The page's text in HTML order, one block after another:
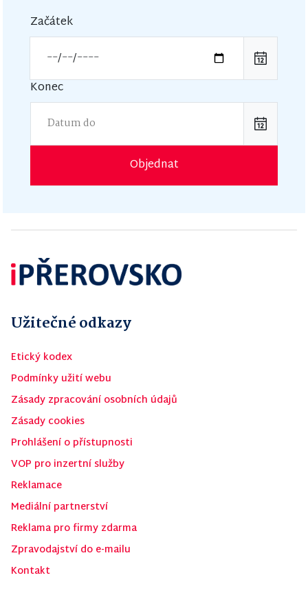
Začátek
Konec
Objednat
Užitečné odkazy
Etický kodex
Podmínky užití webu
Zásady zpracování osobních údajů
Zásady cookies
Prohlášení o přístupnosti
VOP pro inzertní služby
Reklamace
Mediální partnerství
Reklama pro firmy zdarma
Zpravodajství do e-mailu
Kontakt